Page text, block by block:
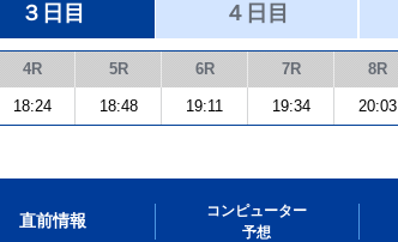
３日目 ４日目
4R 5R 6R 7R 8R
18:24 18:48 19:11 19:34 20:03
直前情報
コンピューター
予想